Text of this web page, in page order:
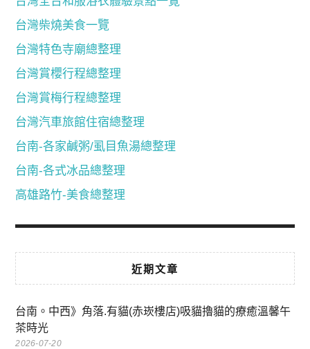
台灣柴燒美食一覽
台灣特色寺廟總整理
台灣賞櫻行程總整理
台灣賞梅行程總整理
台灣汽車旅館住宿總整理
台南-各家鹹粥/虱目魚湯總整理
台南-各式冰品總整理
高雄路竹-美食總整理
近期文章
台南。中西》角落.有貓(赤崁樓店)吸貓擼貓的療癒溫馨午
茶時光
2026-07-20